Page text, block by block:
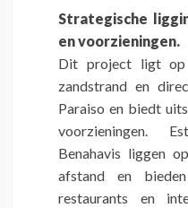
Strategische
en voorzieningen.
Dit project ligt
zandstrand en
Paraiso en biedt
voorzieningen.
Benahavis liggen
afstand en bieden
restaurants en